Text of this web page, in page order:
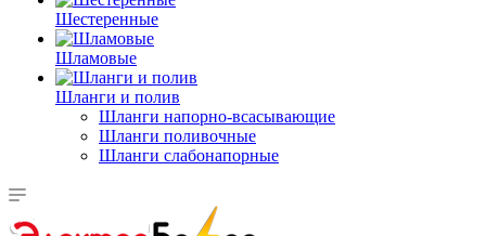
Шестеренные
Шламовые
Шланги и полив
Шланги напорно-всасывающие
Шланги поливочные
Шланги слабонапорные